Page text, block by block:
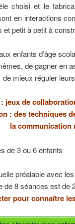
choisi et le
en interactions
petit à petit à
enfants d’âge
de gagner en
de mieux réguler
jeux de
: des techniques
la communication
de 3 ou 6 enfants
préalable avec
de 8 séances est de
pour connaître